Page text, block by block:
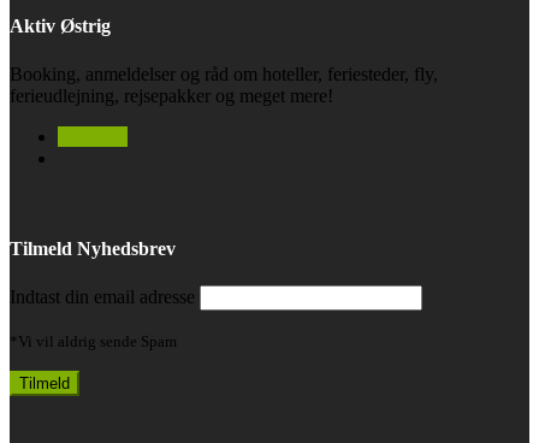
Aktiv Østrig
Booking, anmeldelser og råd om hoteller, feriesteder, fly,
ferieudlejning, rejsepakker og meget mere!
Tilmeld Nyhedsbrev
Indtast din email adresse
*Vi vil aldrig sende Spam